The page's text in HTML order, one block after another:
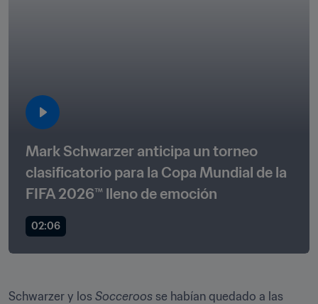
Mark Schwarzer anticipa un torneo
clasificatorio para la Copa Mundial de la
FIFA 2026™ lleno de emoción
02:06
Schwarzer y los Socceroos se habían quedado a las